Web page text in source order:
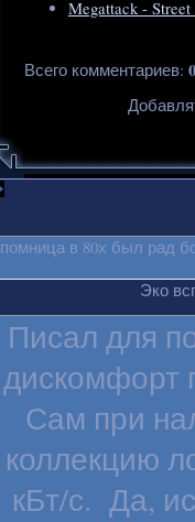
Megattack -
Всего комментариев: 0
помница в 80х был рад
Эко
Писал для
дискомфорт
Сам при
коллекцию
кБт/с. Да,